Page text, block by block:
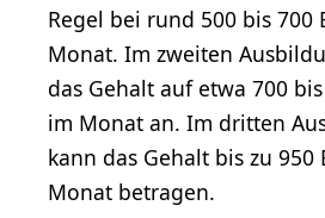
Regel bei rund 500 bis 700
Monat. Im zweiten
das Gehalt auf etwa 700
im Monat an. Im dritten
kann das Gehalt bis zu
Monat betragen.